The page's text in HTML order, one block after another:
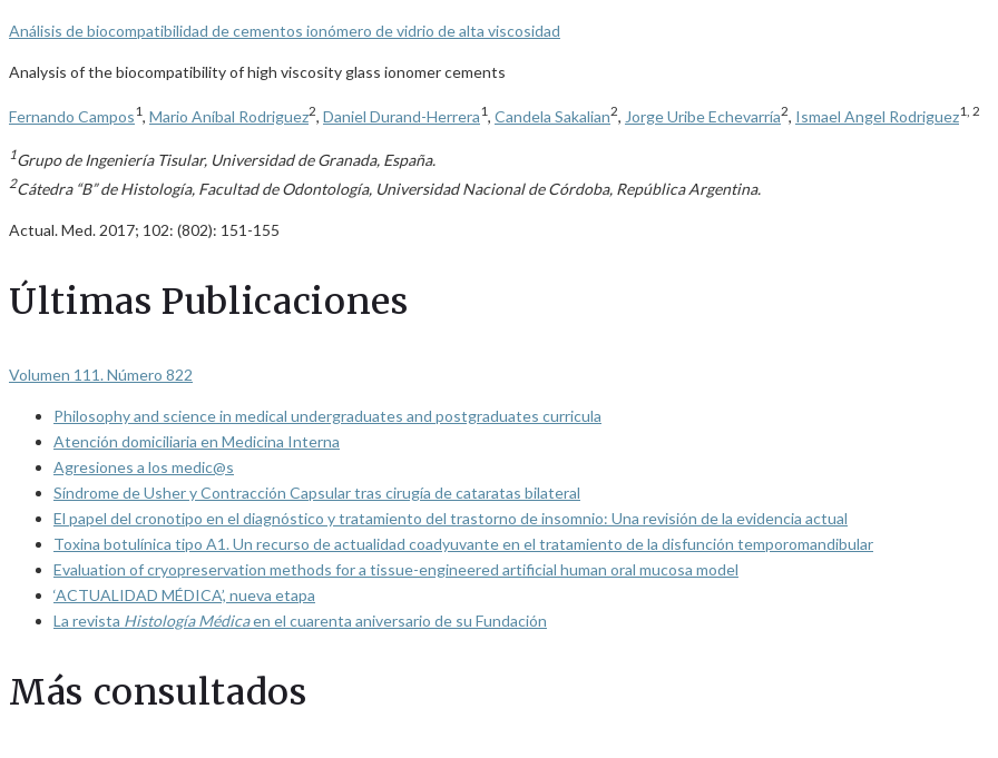
Análisis de biocompatibilidad de cementos ionómero de vidrio de alta viscosidad
Analysis of the biocompatibility of high viscosity glass ionomer cements
Fernando Campos1, Mario Aníbal Rodriguez2, Daniel Durand-Herrera1, Candela Sakalian2, Jorge Uribe Echevarría2, Ismael Angel Rodriguez1, 2
1Grupo de Ingeniería Tisular, Universidad de Granada, España.
2Cátedra “B” de Histología, Facultad de Odontología, Universidad Nacional de Córdoba, República Argentina.
Actual. Med. 2017; 102: (802): 151-155
Últimas Publicaciones
Volumen 111. Número 822
Philosophy and science in medical undergraduates and postgraduates curricula
Atención domiciliaria en Medicina Interna
Agresiones a los medic@s
Síndrome de Usher y Contracción Capsular tras cirugía de cataratas bilateral
El papel del cronotipo en el diagnóstico y tratamiento del trastorno de insomnio: Una revisión de la evidencia actual
Toxina botulínica tipo A1. Un recurso de actualidad coadyuvante en el tratamiento de la disfunción temporomandibular
Evaluation of cryopreservation methods for a tissue-engineered artificial human oral mucosa model
‘ACTUALIDAD MÉDICA’, nueva etapa
La revista Histología Médicaen el cuarenta aniversario de su Fundación
Más consultados